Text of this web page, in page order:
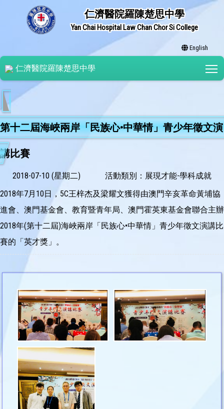
仁濟醫院羅陳楚思中學
Yan Chai Hospital Law Chan Chor Si College
English
仁濟醫院羅陳楚思中學
第十二屆海峽兩岸「民族心•中華情」青少年徵文演
講比賽
2018-07-10 (星期二)
活動類別：展現才能-學科成就
2018年7月10日，5C王梓杰及梁耀文獲得由澳門辛亥革命黃埔協
進會、澳門基金會、教育暨青年局、澳門霍英東基金會聯合主辦
2018年(第十二屆)海峽兩岸「民族心•中華情」青少年徵文演講比
賽的「英才獎」。